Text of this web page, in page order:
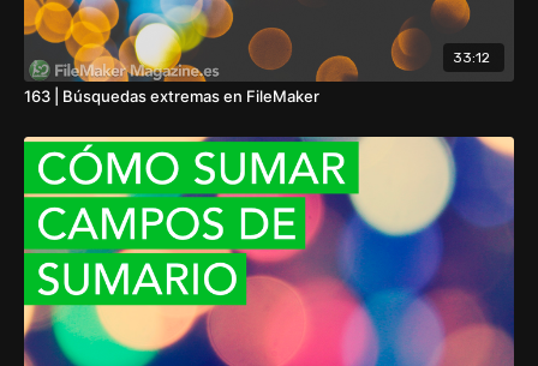
33:12
163 | Búsquedas extremas en FileMaker